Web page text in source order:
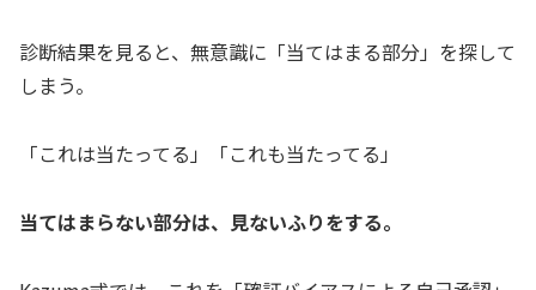
診断結果を見ると、無意識に「当てはまる部分」を探して
しまう。
「これは当たってる」「これも当たってる」
当てはまらない部分は、見ないふりをする。